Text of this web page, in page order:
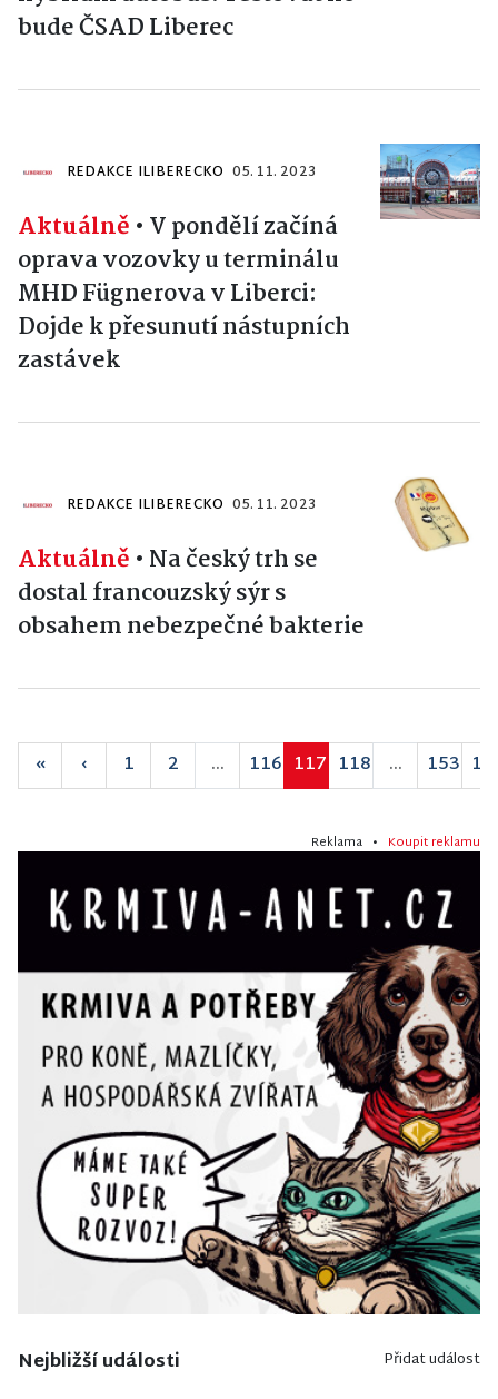
bude ČSAD Liberec
REDAKCE ILIBERECKO 05. 11. 2023
Aktuálně • V pondělí začíná
oprava vozovky u terminálu
MHD Fügnerova v Liberci:
Dojde k přesunutí nástupních
zastávek
REDAKCE ILIBERECKO 05. 11. 2023
Aktuálně • Na český trh se
dostal francouzský sýr s
obsahem nebezpečné bakterie
« ‹ 1 2 ... 116 117 118 ... 153
Reklama • Koupit reklamu
Nejbližší události Přidat událost